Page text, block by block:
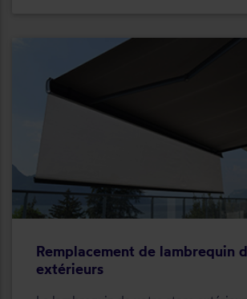
Remplacement de lambrequin
extérieurs